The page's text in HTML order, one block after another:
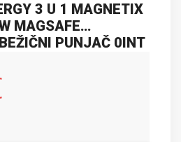
3 U 1 MAGNETIX
MAGSAFE
PUNJAČ 0INT